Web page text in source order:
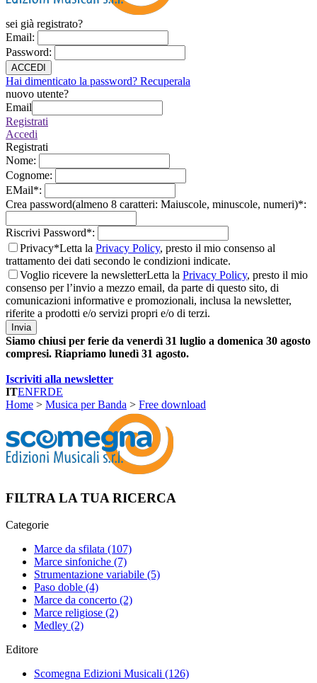
sei già registrato?
Email:
Password:
ACCEDI
Hai dimenticato la password? Recuperala
nuovo utente?
Email
Registrati
Accedi
Registrati
Nome:
Cognome:
EMail*:
Crea password(almeno 8 caratteri: Maiuscole, minuscole, numeri)*:
Riscrivi Password*:
Privacy*Letta la Privacy Policy, presto il mio consenso al
trattamento dei dati secondo le condizioni indicate.
Voglio ricevere la newsletterLetta la Privacy Policy, presto il mio
consenso per l’invio a mezzo email, da parte di questo sito, di
comunicazioni informative e promozionali, inclusa la newsletter,
riferite a prodotti e/o servizi propri e/o di terzi.
Invia
Siamo chiusi per ferie da venerdì 31 luglio a domenica 30 agosto
compresi. Riapriamo lunedì 31 agosto.
Iscriviti alla newsletter
ITENFRDE
Home > Musica per Banda > Free download
FILTRA LA TUA RICERCA
Categorie
Marce da sfilata (107)
Marce sinfoniche (7)
Strumentazione variabile (5)
Paso doble (4)
Marce da concerto (2)
Marce religiose (2)
Medley (2)
Editore
Scomegna Edizioni Musicali (126)